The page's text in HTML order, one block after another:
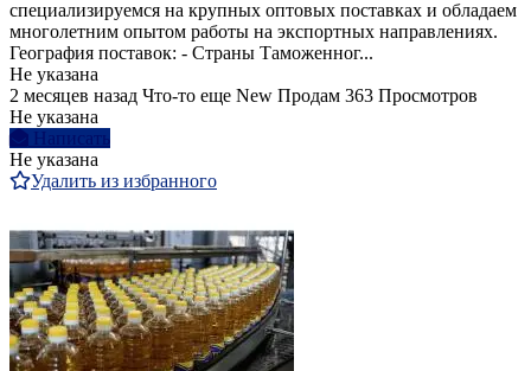
специализируемся на крупных оптовых поставках и обладаем
многолетним опытом работы на экспортных направлениях.
География поставок: - Страны Таможенног...
Не указана
2 месяцев назад Что-то еще New Продам 363 Просмотров
Не указана
Написать
Не указана
Удалить из избранного